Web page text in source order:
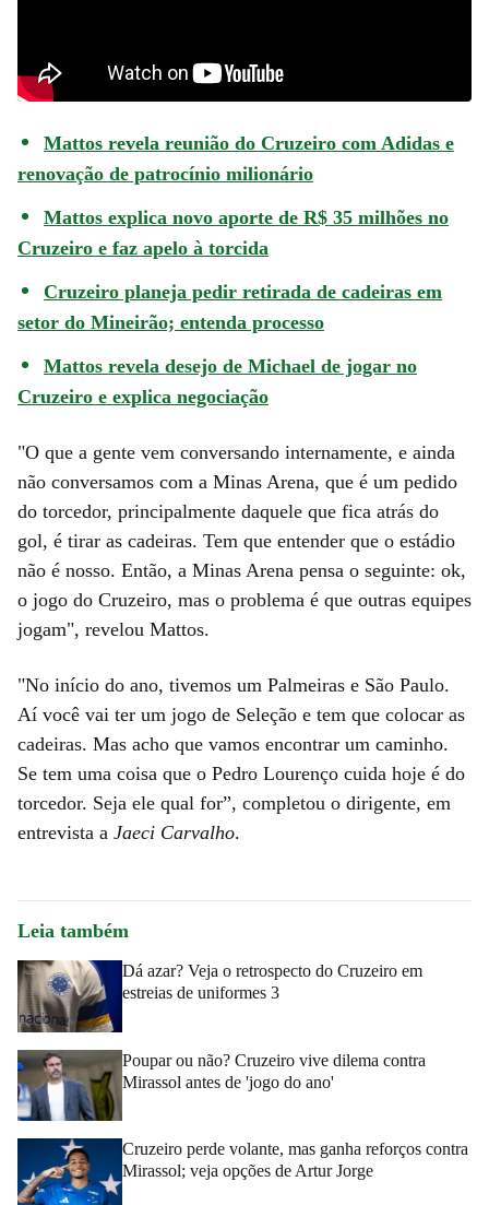
Mattos revela reunião do Cruzeiro com Adidas e
renovação de patrocínio milionário
Mattos explica novo aporte de R$ 35 milhões no
Cruzeiro e faz apelo à torcida
Cruzeiro planeja pedir retirada de cadeiras em
setor do Mineirão; entenda processo
Mattos revela desejo de Michael de jogar no
Cruzeiro e explica negociação
"O que a gente vem conversando internamente, e ainda
não conversamos com a Minas Arena, que é um pedido
do torcedor, principalmente daquele que fica atrás do
gol, é tirar as cadeiras. Tem que entender que o estádio
não é nosso. Então, a Minas Arena pensa o seguinte: ok,
o jogo do Cruzeiro, mas o problema é que outras equipes
jogam", revelou Mattos.
"No início do ano, tivemos um Palmeiras e São Paulo.
Aí você vai ter um jogo de Seleção e tem que colocar as
cadeiras. Mas acho que vamos encontrar um caminho.
Se tem uma coisa que o Pedro Lourenço cuida hoje é do
torcedor. Seja ele qual for”, completou o dirigente, em
entrevista a Jaeci Carvalho.
Leia também
Dá azar? Veja o retrospecto do Cruzeiro em
estreias de uniformes 3
Poupar ou não? Cruzeiro vive dilema contra
Mirassol antes de 'jogo do ano'
Cruzeiro perde volante, mas ganha reforços contra
Mirassol; veja opções de Artur Jorge